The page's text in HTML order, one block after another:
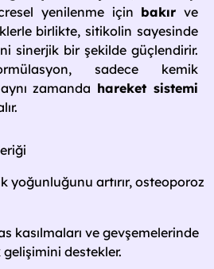
yenilenme için bakır ve
birlikte, sitikolin sayesinde
sinerjik bir şekilde güçlendirir.
sadece kemik
zamanda hareket sistemi
yoğunluğunu artırır, osteoporoz
kasılmaları ve gevşemelerinde
destekler.